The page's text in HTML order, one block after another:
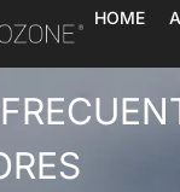
HOME